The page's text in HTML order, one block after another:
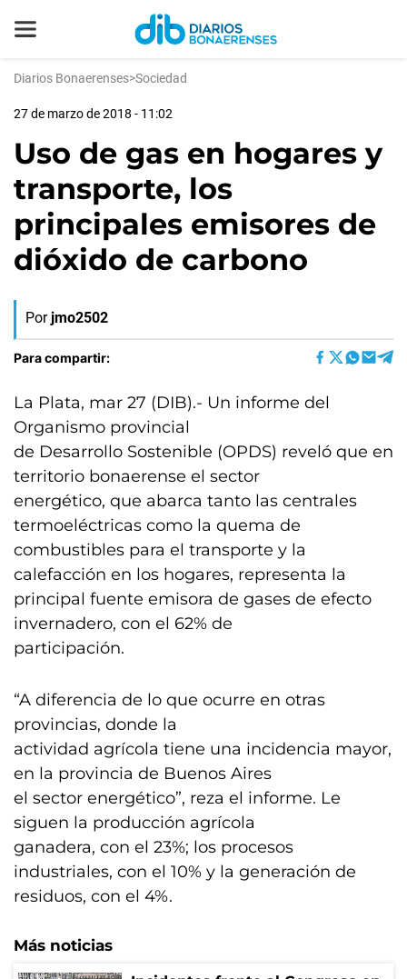
Diarios Bonaerenses>Sociedad
27 de marzo de 2018 - 11:02
Uso de gas en hogares y
transporte, los
principales emisores de
dióxido de carbono
Por jmo2502
Para compartir:
La Plata, mar 27 (DIB).- Un informe del
Organismo provincial
de Desarrollo Sostenible (OPDS) reveló que en
territorio bonaerense el sector
energético, que abarca tanto las centrales
termoeléctricas como la quema de
combustibles para el transporte y la
calefacción en los hogares, representa la
principal fuente emisora de gases de efecto
invernadero, con el 62% de
participación.
“A diferencia de lo que ocurre en otras
provincias, donde la
actividad agrícola tiene una incidencia mayor,
en la provincia de Buenos Aires
el sector energético”, reza el informe. Le
siguen la producción agrícola
ganadera, con el 23%; los procesos
industriales, con el 10% y la generación de
residuos, con el 4%.
Más noticias